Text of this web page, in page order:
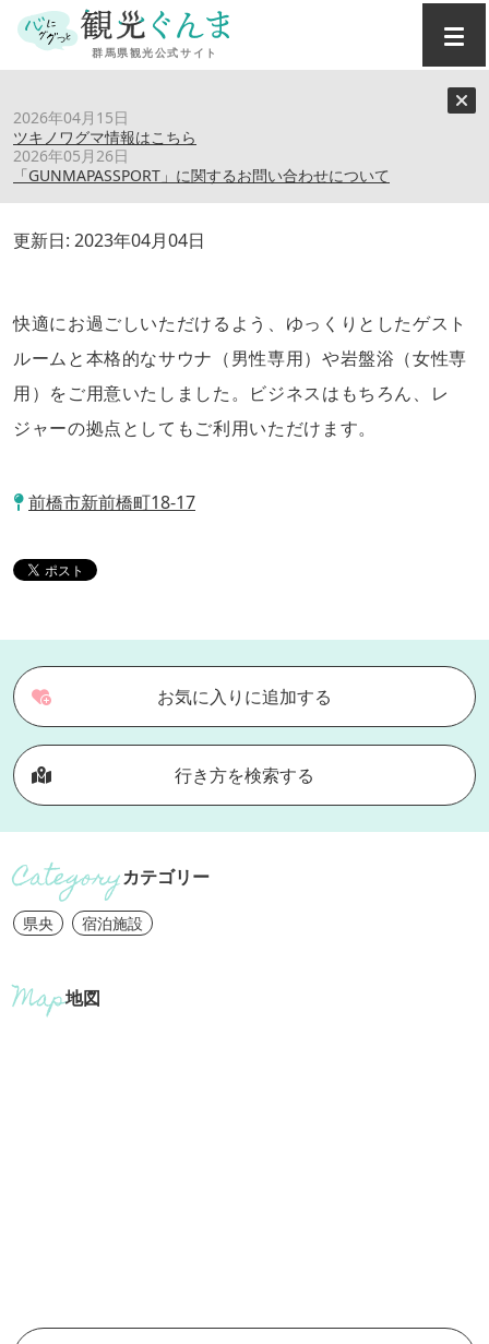
2026年04月15日
ツキノワグマ情報はこちら
2026年05月26日
「GUNMAPASSPORT」に関するお問い合わせについて
新前橋ターミナルホテル
更新日: 2023年04月04日
快適にお過ごしいただけるよう、ゆっくりとしたゲスト
ルームと本格的なサウナ（男性専用）や岩盤浴（女性専
用）をご用意いたしました。ビジネスはもちろん、レ
ジャーの拠点としてもご利用いただけます。
前橋市新前橋町18-17
お気に入りに追加する
行き方を検索する
カテゴリー
県央 宿泊施設
地図